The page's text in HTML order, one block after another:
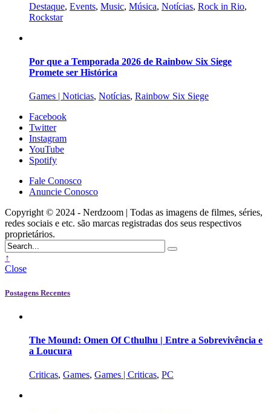
Destaque, Events, Music, Música, Notícias, Rock in Rio,
Rockstar
Por que a Temporada 2026 de Rainbow Six Siege
Promete ser Histórica
Games | Noticias, Notícias, Rainbow Six Siege
Facebook
Twitter
Instagram
YouTube
Spotify
Fale Conosco
Anuncie Conosco
Copyright © 2024 - Nerdzoom | Todas as imagens de filmes, séries,
redes sociais e etc. são marcas registradas dos seus respectivos
proprietários.
↑
Close
Postagens Recentes
The Mound: Omen Of Cthulhu | Entre a Sobrevivência e
a Loucura
Criticas, Games, Games | Criticas, PC